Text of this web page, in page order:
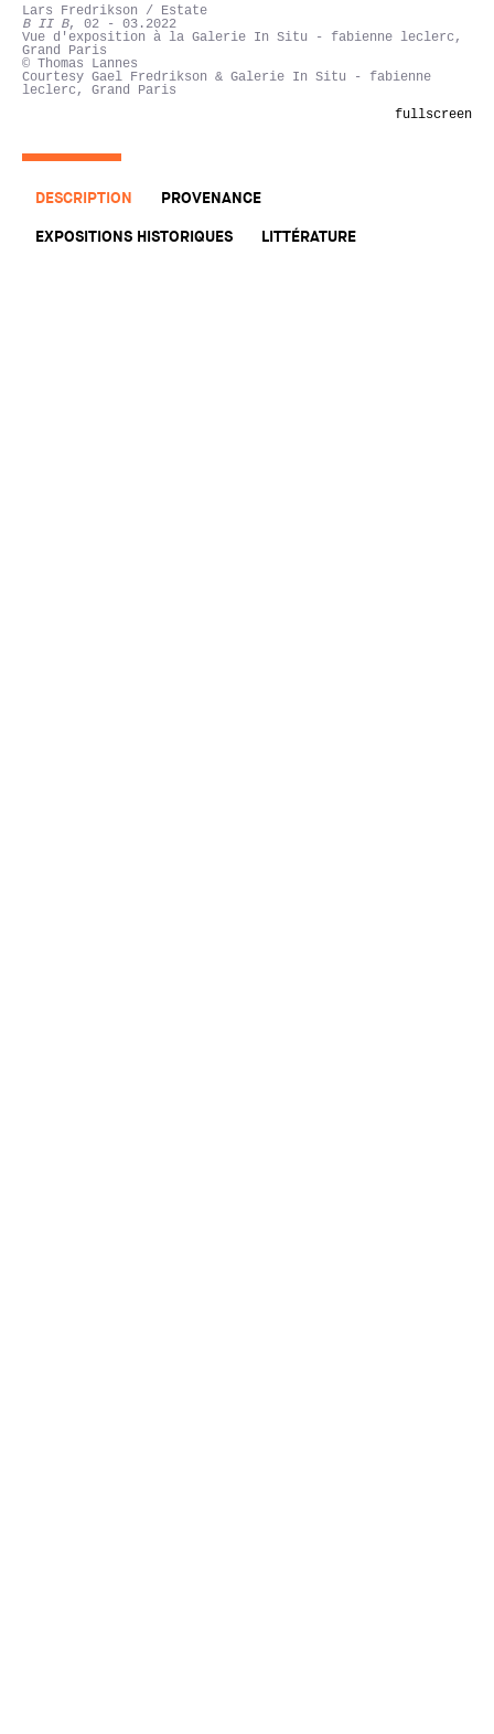
Lars Fredrikson / Estate
B II B, 02 - 03.2022
Vue d'exposition à la Galerie In Situ - fabienne leclerc,
Grand Paris
© Thomas Lannes
Courtesy Gael Fredrikson & Galerie In Situ - fabienne
leclerc, Grand Paris
fullscreen
DESCRIPTION
PROVENANCE
EXPOSITIONS HISTORIQUES
LITTÉRATURE